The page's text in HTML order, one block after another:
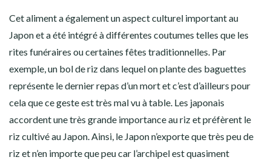
Cet aliment a également un aspect culturel important au
Japon et a été intégré à différentes coutumes telles que les
rites funéraires ou certaines fêtes traditionnelles. Par
exemple, un bol de riz dans lequel on plante des baguettes
représente le dernier repas d’un mort et c’est d’ailleurs pour
cela que ce geste est très mal vu à table. Les japonais
accordent une très grande importance au riz et préfèrent le
riz cultivé au Japon. Ainsi, le Japon n’exporte que très peu de
riz et n’en importe que peu car l’archipel est quasiment